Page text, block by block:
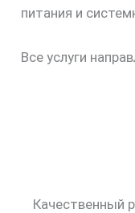
питания и
Все услуги
Качественный